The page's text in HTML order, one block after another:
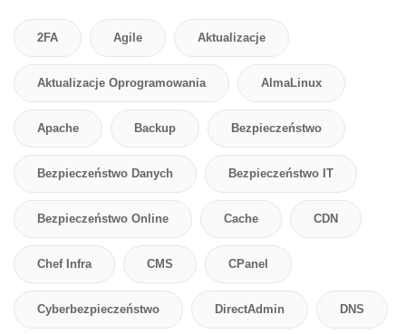
2FA Agile Aktualizacje
Aktualizacje Oprogramowania AlmaLinux
Apache Backup Bezpieczeństwo
Bezpieczeństwo Danych Bezpieczeństwo IT
Bezpieczeństwo Online Cache CDN
Chef Infra CMS CPanel
Cyberbezpieczeństwo DirectAdmin DNS